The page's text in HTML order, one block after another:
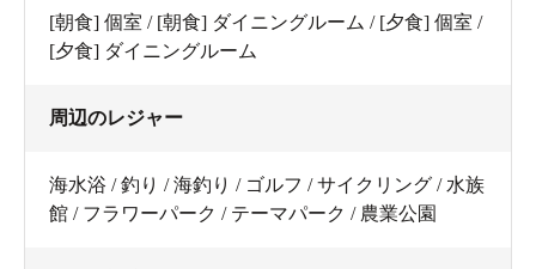
[朝食] 個室 / [朝食] ダイニングルーム / [夕食] 個室 /
[夕食] ダイニングルーム
周辺のレジャー
海水浴 / 釣り / 海釣り / ゴルフ / サイクリング / 水族
館 / フラワーパーク / テーマパーク / 農業公園